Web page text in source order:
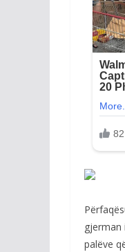
gjerman
palëve